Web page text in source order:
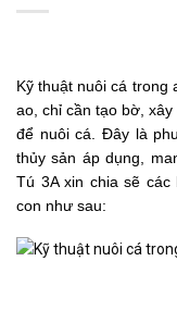
Kỹ thuật nuôi cá trong
ao, chỉ cần tạo bờ,
để nuôi cá. Đây là
thủy sản áp dụng,
Tú 3A xin chia sẽ
con như sau: